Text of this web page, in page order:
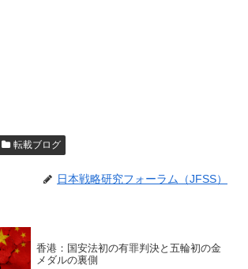
転載ブログ
日本戦略研究フォーラム（JFSS）
香港：国安法初の有罪判決と五輪初の金
メダルの裏側